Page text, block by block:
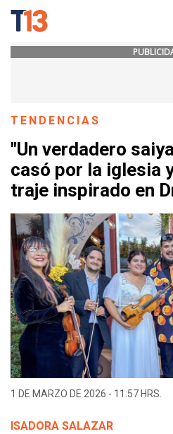
TENDENCIAS
"Un verdadero
casó por la iglesia
traje inspirado en
1 DE MARZO DE 2026 - 11:57 HRS.
ISADORA SALAZAR